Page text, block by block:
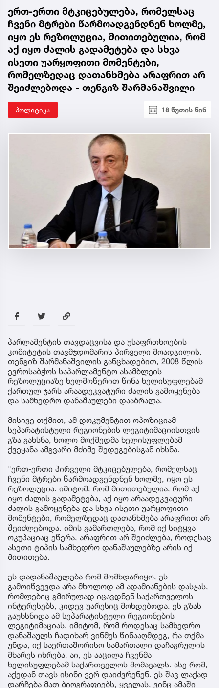
ერთ-ერთი მტკიცებულება, რომელსაც
ჩვენი მტრები წარმოადგენდნენ ხოლმე,
იყო ეს რეზოლუცია, მითითებულია, რომ
აქ იყო ძალის გადამეტება და სხვა
ისეთი უარყოფითი მომენტები,
რომელზედაც დათანხმება არაფრით არ
შეიძლებოდა - თენგიზ შარმანაშვილი
პოლიტიკა 18 წუთის წინ
პარლამენტის თავდაცვისა და უსაფრთხოების
კომიტეტის თავმჯდომარის პირველი მოადგილის,
თენგიზ შარმანაშვილის განცხადებით, 2008 წლის
ევროსაბჭოს საპარლამენტო ასამბლეის
რეზოლუციაზე ხელმოწერით წინა ხელისუფლებამ
ქართულ ჯარს არაადეკვატური ძალის გამოყენება
და სამხედრო დანაშაულები დააბრალა.
მისივე თქმით, ამ დოკუმენტით ოპოზიციამ
სეპარატისტული რეგიონების ლეგიტიმაციისთვის
გზა გახსნა, ხოლო მოქმედმა ხელისუფლებამ
ქვეყანა ამგვარი მძიმე შედეგებისგან იხსნა.
"ერთ-ერთი პირველი მტკიცებულება, რომელსაც
ჩვენი მტრები წარმოადგენდნენ ხოლმე, იყო ეს
რეზოლუცია. იმიტომ, რომ მითითებულია, რომ აქ
იყო ძალის გადამეტება, აქ იყო არაადეკვატური
ძალის გამოყენება და სხვა ისეთი უარყოფითი
მომენტები, რომელზედაც დათანხმება არაფრით არ
შეიძლებოდა. იმის გამართლება, რომ იქ სიტყვა
ოკუპაციაც ეწერა, არაფრით არ შეიძლება, როდესაც
ასეთი ტიპის სამხედრო დანაშაულებზე არის იქ
მითითება.
ეს დადანაშაულება რომ მომხდარიყო, ეს
გამოიწვევდა არა მხოლოდ ამ ადამიანების დასჯას,
რომლებიც გმირულად იცავდნენ საქართველოს
ინტერესებს, კიდევ უარესიც მოხდებოდა. ეს გზას
გაუხსნიდა ამ სეპარატისტული რეგიონების
ლეგიტიმაციას. იმიტომ, რომ როდესაც სამხედრო
დანაშაულს ჩადიხარ ვინმეს წინააღმდეგ, რა თქმა
უნდა, იქ საერთაშორისო სამართალი დაჩაგრულის
მხარეს იხრება. აი, ეს ააცილა ჩვენმა
ხელისუფლებამ საქართველოს მომავალს. ასე რომ,
აქედან თავს ისინი ვერ დაიძვრენენ. ეს შავ ლაქად
დარჩება მათ ბიოგრაფიებს, ყველას, ვინც ამაში